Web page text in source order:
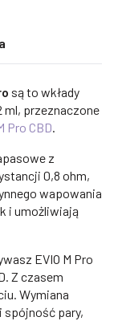
są to wkłady
ml, przeznaczone
Pro CBD.
z
0,8 ohm,
wapowania
i umożliwiają
EVIO M Pro
Z czasem
Wymiana
spójność pary,